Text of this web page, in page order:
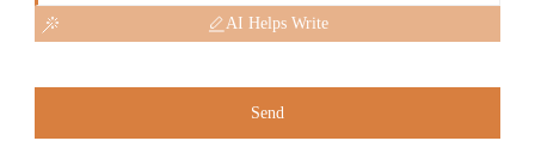
AI Helps Write
Send